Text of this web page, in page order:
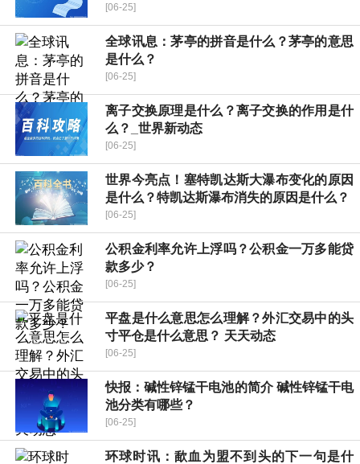
[06-25]
全球讯息：茅亭的拼音是什么？茅亭的意思
是什么？
[06-25]
离子交换原理是什么？离子交换的作用是什
么？_世界新动态
[06-25]
世界今亮点！塞特凯达斯大瀑布变化的原因
是什么？特凯达斯瀑布消失的原因是什么？
[06-25]
公积金利率允许上浮吗？公积金一万多能贷
款多少？
[06-25]
平盘是什么意思怎么理解？外汇交易中的头
寸平仓是什么意思？ 天天动态
[06-25]
快报：碱性锌锰干电池的简介 碱性锌锰干电
池分类有哪些？
[06-25]
环球时讯：歃血为盟不到头的下一句是什